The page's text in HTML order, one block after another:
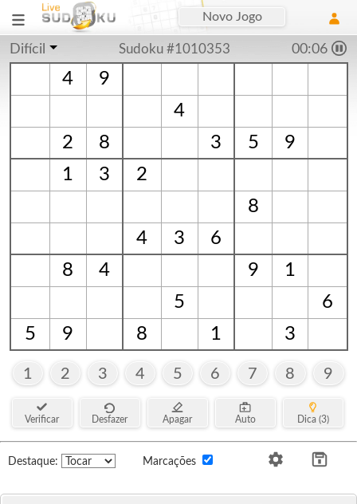
Novo Jogo
Difícil Sudoku #1010353 00:06
4
9
4
2
8 3 5
9
1
3
2
8
4
3
6
8
4 9
1
5
6
5
9 8 1 3
1 2 3 4 5 6 7 8 9
Verificar Desfazer Apagar Auto Dica (3)
Destaque: Marcações